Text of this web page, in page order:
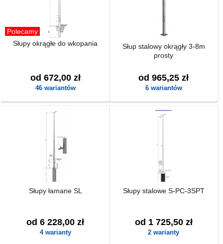
Polecamy
Słupy okrągłe do wkopania
od 672,00 zł
46 wariantów
Słup stalowy okrągły 3-8m
prosty
od 965,25 zł
6 wariantów
Słupy łamane SL
od 6 228,00 zł
4 warianty
Słupy stalowe S-PC-3SPT
od 1 725,50 zł
2 warianty